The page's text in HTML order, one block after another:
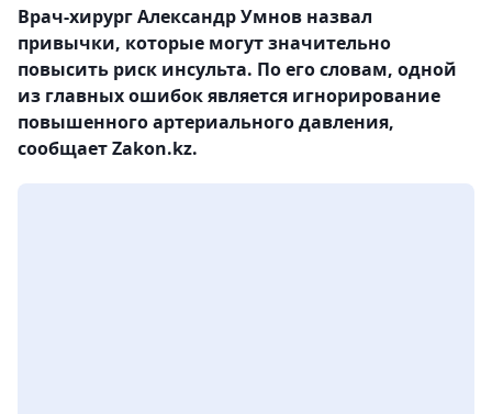
Врач-хирург Александр Умнов назвал
привычки, которые могут значительно
повысить риск инсульта. По его словам, одной
из главных ошибок является игнорирование
повышенного артериального давления,
сообщает Zakon.kz.